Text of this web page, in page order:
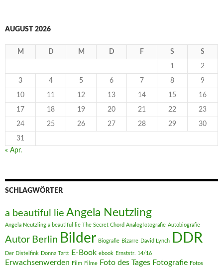
AUGUST 2026
M D M D F S S
1 2
3 4 5 6 7 8 9
10 11 12 13 14 15 16
17 18 19 20 21 22 23
24 25 26 27 28 29 30
31
« Apr.
SCHLAGWÖRTER
a beautiful lie Angela Neutzling
Angela Neutzling a beautiful lie The Secret Chord Analogfotografie Autobiografie
Autor Berlin Bilder Biografie Bizarre David Lynch DDR
Der Distelfink Donna Tartt E-Book ebook Ernststr. 14/16
Erwachsenwerden Film Filme Foto des Tages Fotografie Fotos